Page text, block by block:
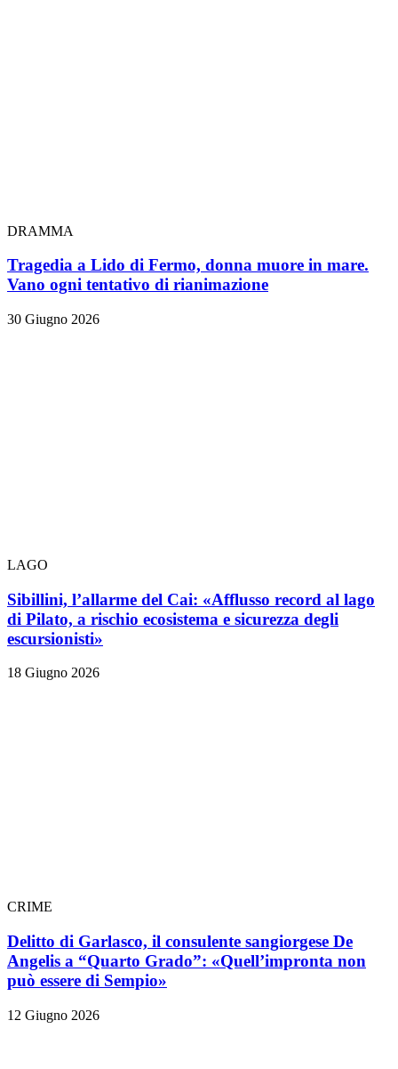
DRAMMA
Tragedia a Lido di Fermo, donna muore in mare.
Vano ogni tentativo di rianimazione
30 Giugno 2026
LAGO
Sibillini, l’allarme del Cai: «Afflusso record al lago
di Pilato, a rischio ecosistema e sicurezza degli
escursionisti»
18 Giugno 2026
CRIME
Delitto di Garlasco, il consulente sangiorgese De
Angelis a “Quarto Grado”: «Quell’impronta non
può essere di Sempio»
12 Giugno 2026